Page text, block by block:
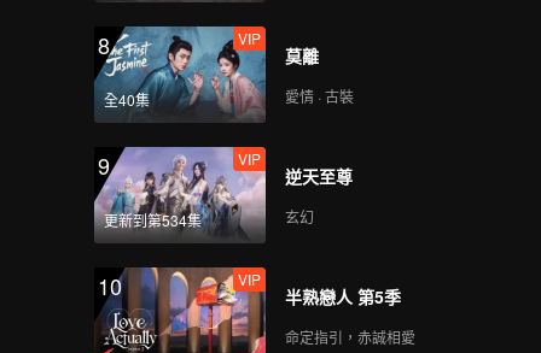
8
全40集
VIP
莫離
愛情 · 古裝
9
更新到第534集
VIP
逆天至尊
玄幻
10 VIP
半熟戀人 第5季
命定指引，赤誠相愛